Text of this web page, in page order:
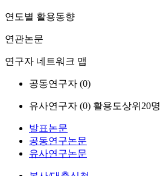
연도별 활용동향
연관논문
연구자 네트워크 맵
공동연구자 (0)
유사연구자 (0) 활용도상위20명
발표논문
공동연구논문
유사연구논문